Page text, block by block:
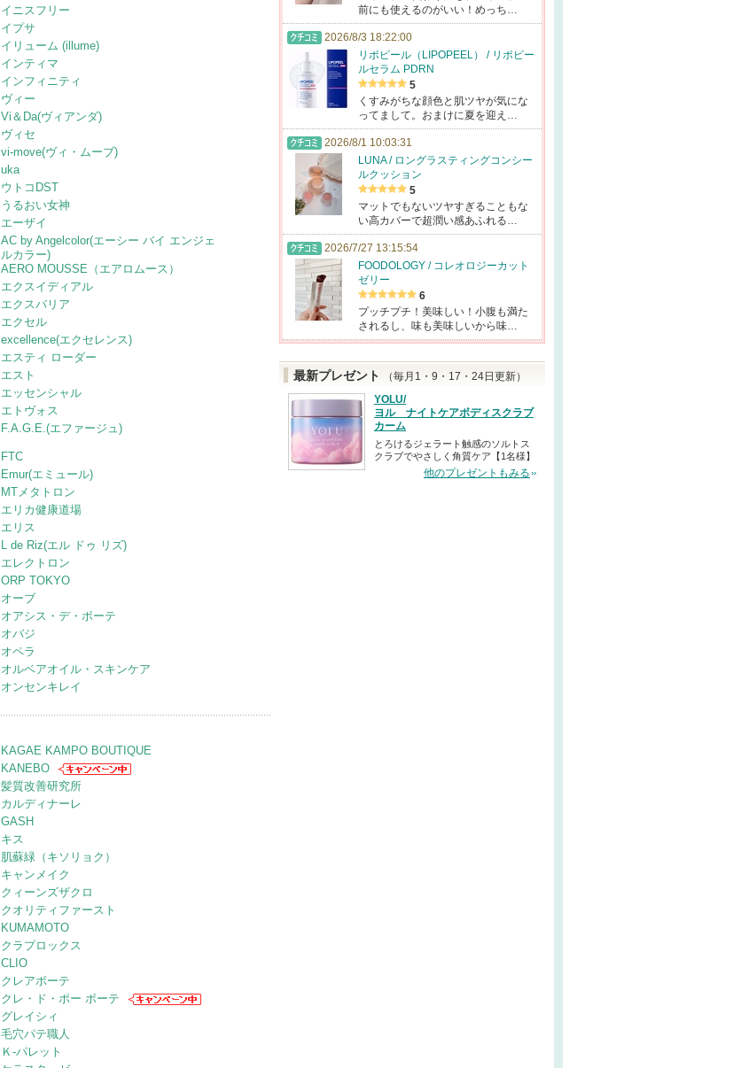
イニスフリー
イプサ
イリューム (illume)
インティマ
インフィニティ
ヴィー
Vi＆Da(ヴィアンダ)
ヴィセ
vi-move(ヴィ・ムーブ)
uka
ウトコDST
うるおい女神
エーザイ
AC by Angelcolor(エーシー バイ エンジェ
ルカラー)
AERO MOUSSE（エアロムース）
エクスイディアル
エクスバリア
エクセル
excellence(エクセレンス)
エスティ ローダー
エスト
エッセンシャル
エトヴォス
F.A.G.E.(エファージュ)
FTC
Emur(エミュール)
MTメタトロン
エリカ健康道場
エリス
L de Riz(エル ドゥ リズ)
エレクトロン
ORP TOKYO
オーブ
オアシス・デ・ボーテ
オバジ
オペラ
オルベアオイル・スキンケア
オンセンキレイ
KAGAE KAMPO BOUTIQUE
KANEBO
髪質改善研究所
カルディナーレ
GASH
キス
肌蘇緑（キソリョク）
キャンメイク
クィーンズザクロ
クオリティファースト
KUMAMOTO
クラプロックス
CLIO
クレアボーテ
クレ・ド・ポー ボーテ
グレイシィ
毛穴パテ職人
Ｋ-パレット
前にも使えるのがいい！めっち…
2026/8/3 18:22:00
リポピール（LIPOPEEL） / リポピー
ルセラム PDRN
5
くすみがちな顔色と肌ツヤが気にな
ってまして。おまけに夏を迎え…
2026/8/1 10:03:31
LUNA / ロングラスティングコンシー
ルクッション
5
マットでもないツヤすぎることもな
い高カバーで超潤い感あふれる…
2026/7/27 13:15:54
FOODOLOGY / コレオロジーカット
ゼリー
6
プッチプチ！美味しい！小腹も満た
されるし、味も美味しいから味…
最新プレゼント
（毎月1・9・17・24日更新）
YOLU/
ヨル ナイトケアボディスクラブ
カーム
とろけるジェラート触感のソルトス
クラブでやさしく角質ケア【1名様】
他のプレゼントもみる